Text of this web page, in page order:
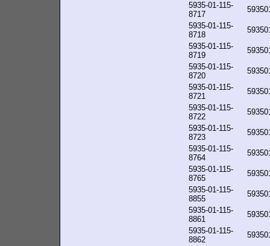
5935-01-115-
8717
5935-01-115-
8718
5935-01-115-
8719
5935-01-115-
8720
5935-01-115-
8721
5935-01-115-
8722
5935-01-115-
8723
5935-01-115-
8764
5935-01-115-
8765
5935-01-115-
8855
5935-01-115-
8861
5935-01-115-
8862